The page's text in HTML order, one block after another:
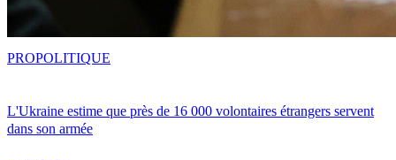
L'Ukraine estime que près de 16 000 volontaires étrangers servent
dans son armée
PROPOLITIQUE